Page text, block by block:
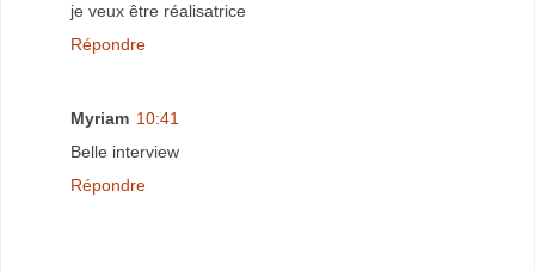
je veux être réalisatrice
Répondre
Myriam 10:41
Belle interview
Répondre